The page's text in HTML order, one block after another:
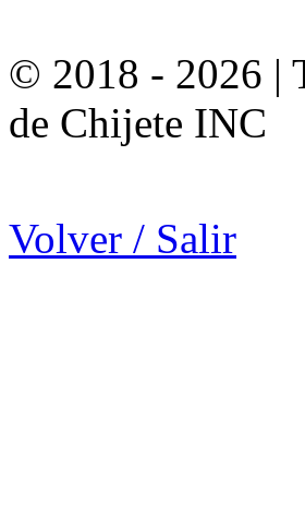
© 2018 - 2026 |
de Chijete INC
Volver / Salir